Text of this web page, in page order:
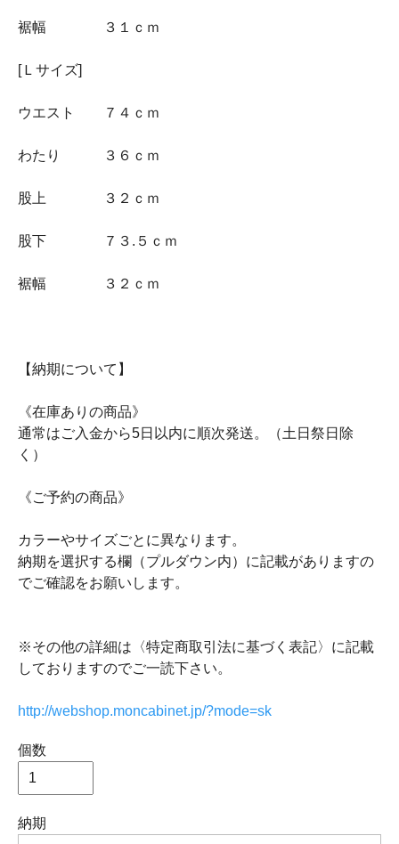
裾幅 ３１ｃｍ
[Ｌサイズ]
ウエスト ７４ｃｍ
わたり ３６ｃｍ
股上 ３２ｃｍ
股下 ７３.５ｃｍ
裾幅 ３２ｃｍ
【納期について】
《在庫ありの商品》
通常はご入金から5日以内に順次発送。（土日祭日除
く）
《ご予約の商品》
カラーやサイズごとに異なります。
納期を選択する欄（プルダウン内）に記載がありますの
でご確認をお願いします。
※その他の詳細は〈特定商取引法に基づく表記〉に記載
しておりますのでご一読下さい。
http://webshop.moncabinet.jp/?mode=sk
個数
納期